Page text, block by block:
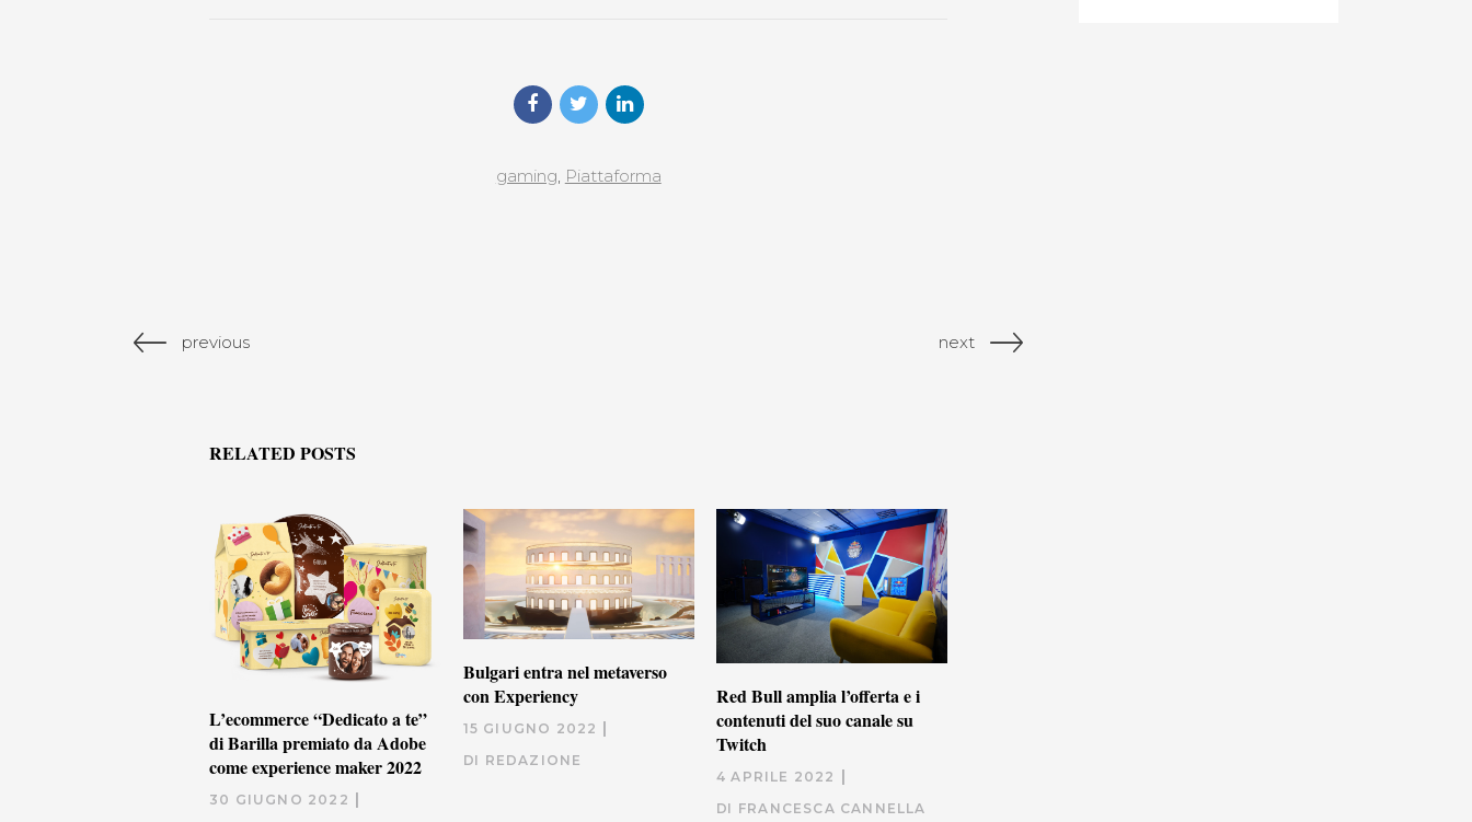
gaming, Piattaforma
previous next
RELATED POSTS
L’ecommerce “Dedicato a te”
di Barilla premiato da Adobe
come experience maker 2022
30 GIUGNO 2022
Bulgari entra nel metaverso
con Experiency
15 GIUGNO 2022
DI REDAZIONE
Red Bull amplia l’offerta e i
contenuti del suo canale su
Twitch
4 APRILE 2022
DI FRANCESCA CANNELLA